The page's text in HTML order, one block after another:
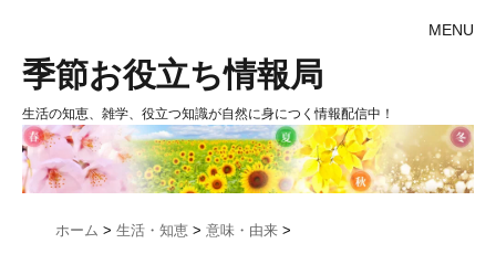
MENU
季節お役立ち情報局
生活の知恵、雑学、役立つ知識が自然に身につく情報配信中！
ホーム > 生活・知恵 > 意味・由来 >